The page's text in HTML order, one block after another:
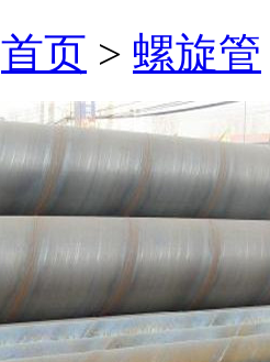
首页 > 螺旋管